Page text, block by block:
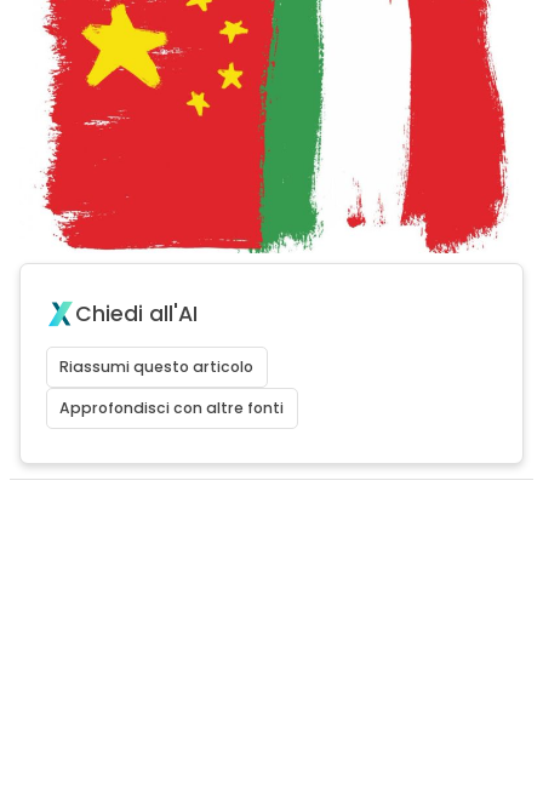
Chiedi all'AI
Riassumi questo articolo
Approfondisci con altre fonti